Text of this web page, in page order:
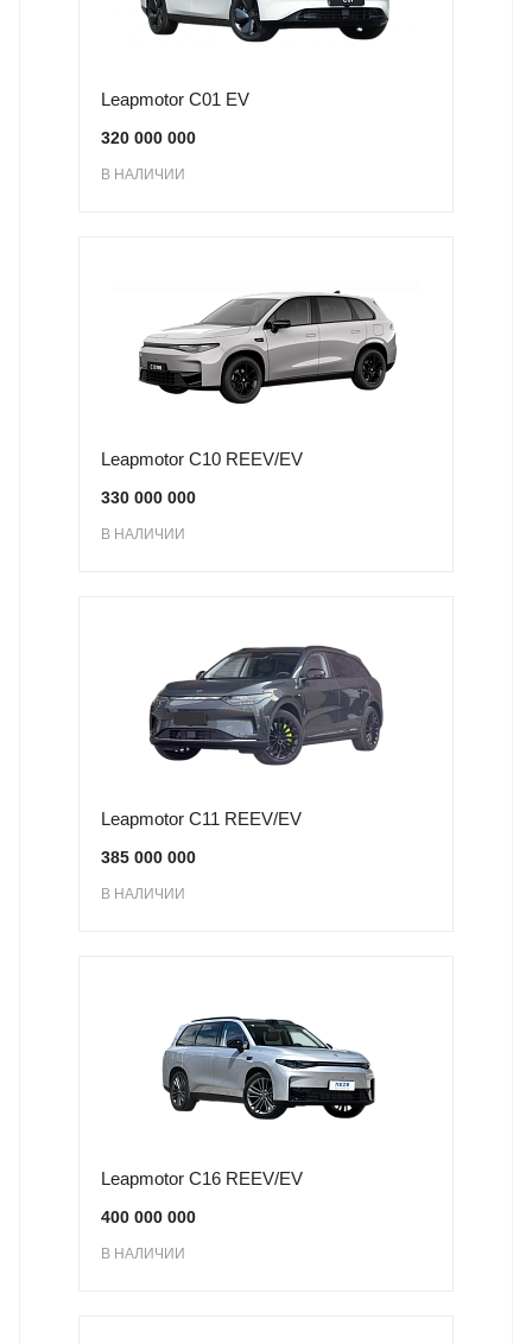
Leapmotor C01 EV
320 000 000
В НАЛИЧИИ
Leapmotor C10 REEV/EV
330 000 000
В НАЛИЧИИ
Leapmotor C11 REEV/EV
385 000 000
В НАЛИЧИИ
Leapmotor C16 REEV/EV
400 000 000
В НАЛИЧИИ